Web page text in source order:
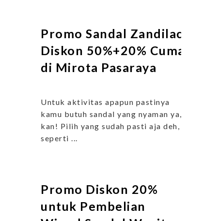
Promo Sandal Zandilac
Diskon 50%+20% Cuma
di Mirota Pasaraya
Untuk aktivitas apapun pastinya
kamu butuh sandal yang nyaman ya,
kan! Pilih yang sudah pasti aja deh,
seperti ...
Promo Diskon 20%
untuk Pembelian